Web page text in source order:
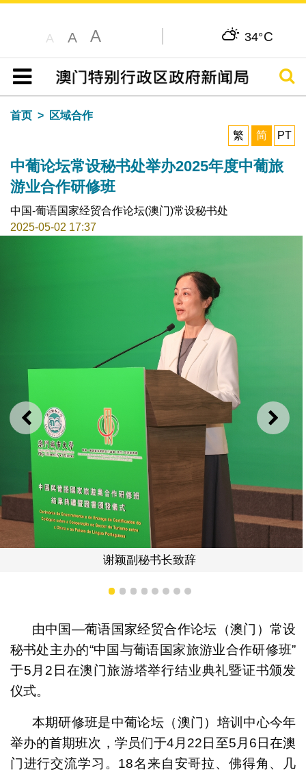
A A A 34°C
目录
搜寻
首页
区域合作
繁
简 PT
中葡论坛常设秘书处举办2025年度中葡旅
游业合作研修班
中国-葡语国家经贸合作论坛(澳门)常设秘书处
2025-05-02 17:37
上一则 下一
叶桂平副校长向学员颁发
1 2 3 4 5 6 7 8
由中国—葡语国家经贸合作论坛（澳门）常设
秘书处主办的“中国与葡语国家旅游业合作研修班”
于5月2日在澳门旅游塔举行结业典礼暨证书颁发
仪式。
本期研修班是中葡论坛（澳门）培训中心今年
举办的首期班次，学员们于4月22日至5月6日在澳
门进行交流学习。18名来自安哥拉、佛得角、几